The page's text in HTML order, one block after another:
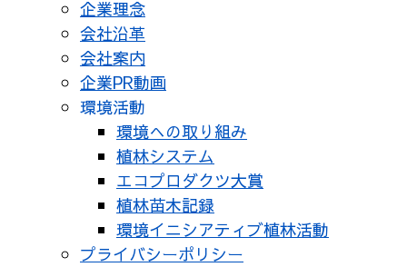
企業理念
会社沿革
会社案内
企業PR動画
環境活動
環境への取り組み
植林システム
エコプロダクツ大賞
植林苗木記録
環境イニシアティブ植林活動
プライバシーポリシー